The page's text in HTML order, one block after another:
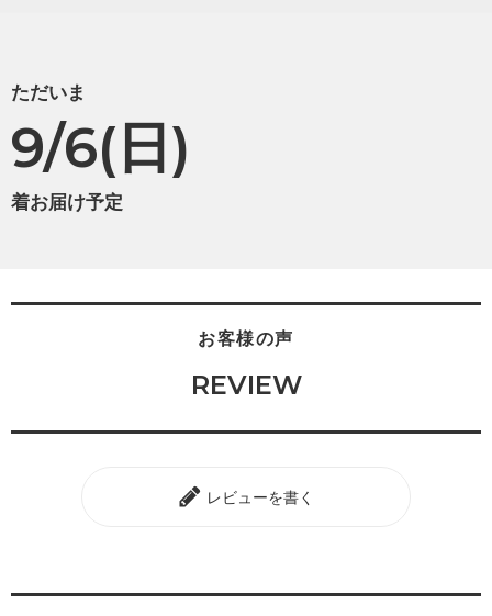
ただいま
9/6(日)
着お届け予定
お客様の声
REVIEW
レビューを書く